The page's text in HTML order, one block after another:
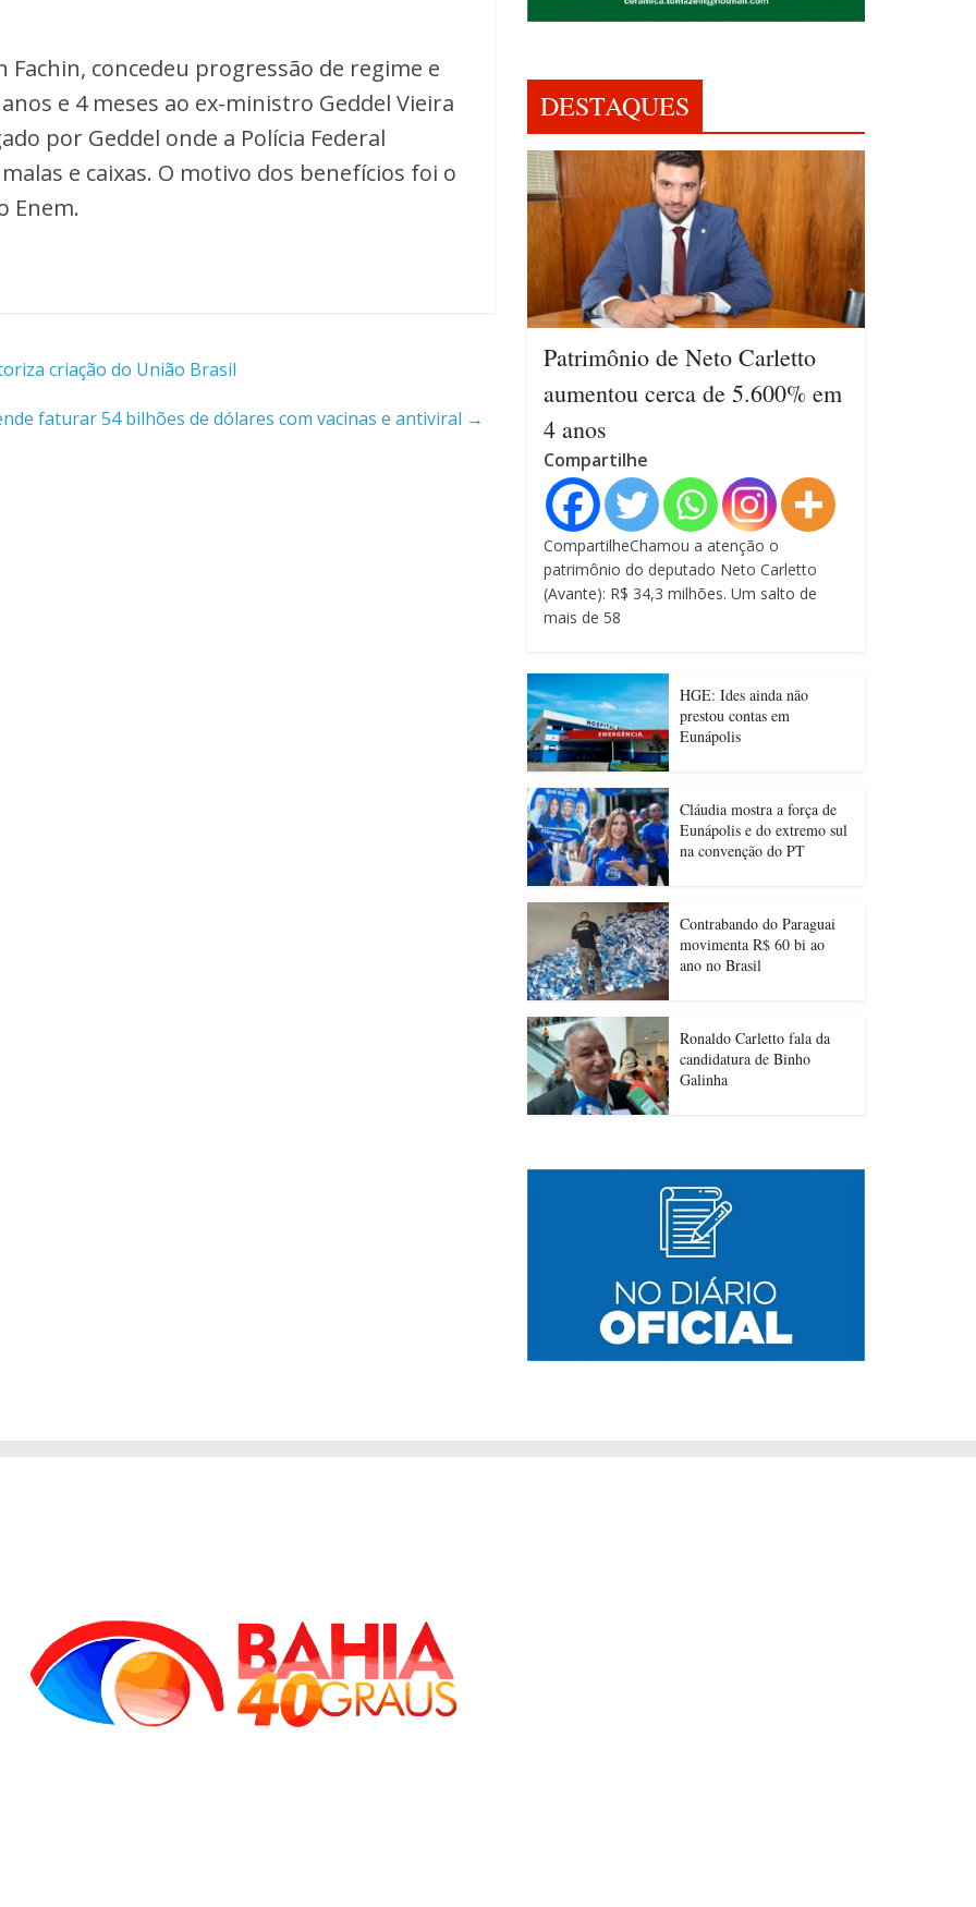
Fachin, concedeu progressão de regime e
e 4 meses ao ex-ministro Geddel Vieira
por Geddel onde a Polícia Federal
e caixas. O motivo dos benefícios foi o
Enem.
criação do União Brasil
faturar 54 bilhões de dólares com vacinas e antiviral →
DESTAQUES
Patrimônio de Neto Carletto
aumentou cerca de 5.600% em
4 anos
Compartilhe
CompartilheChamou a atenção o
patrimônio do deputado Neto Carletto
(Avante): R$ 34,3 milhões. Um salto de
mais de 58
HGE: Ides ainda não
prestou contas em
Eunápolis
Cláudia mostra a força de
Eunápolis e do extremo sul
na convenção do PT
Contrabando do Paraguai
movimenta R$ 60 bi ao
ano no Brasil
Ronaldo Carletto fala da
candidatura de Binho
Galinha